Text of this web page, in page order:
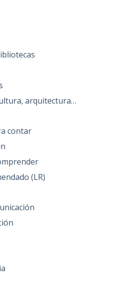
arquitectura…
contar
(LR)